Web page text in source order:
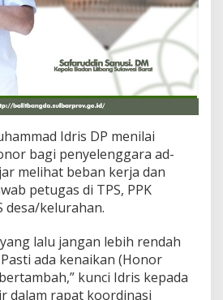
Idris DP menilai
bagi penyelenggara ad-
melihat beban kerja dan
petugas di TPS, PPK
desa/kelurahan.
lalu jangan lebih rendah
ada kenaikan (Honor
kunci Idris kepada
dalam rapat koordinasi